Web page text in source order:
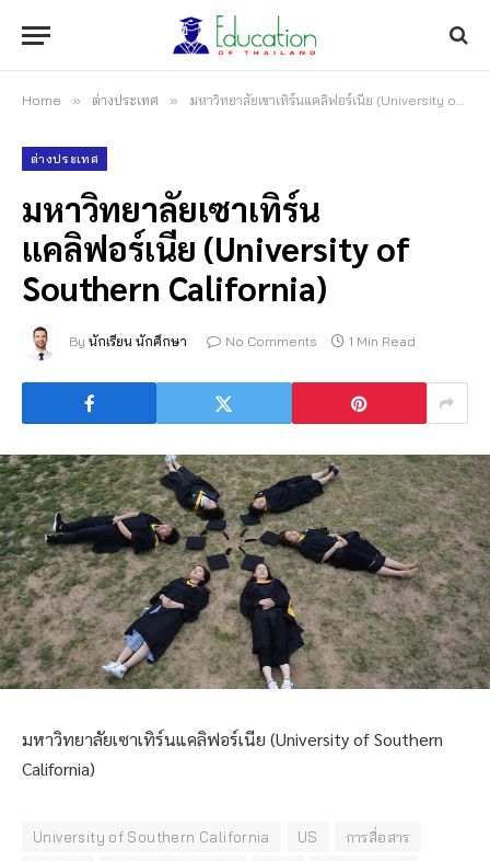
Home » ต่างประเทศ » มหาวิทยาลัยเซาเทิร์นแคลิฟอร์เนีย (University of Southern California)
ต่างประเทศ
มหาวิทยาลัยเซาเทิร์น
แคลิฟอร์เนีย (University of
Southern California)
By นักเรียน นักศึกษา No Comments 1 Min Read
มหาวิทยาลัยเซาเทิร์นแคลิฟอร์เนีย (University of Southern
California)
University of Southern California US
การสื่อสาร